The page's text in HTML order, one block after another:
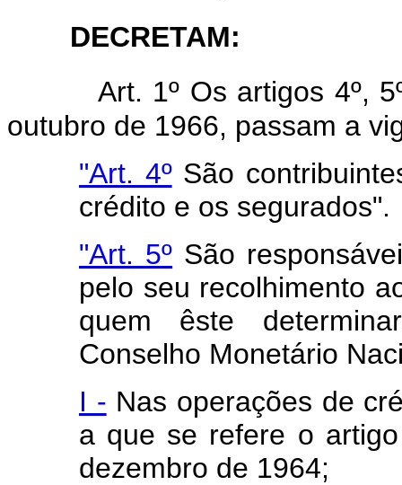
DECRETAM:
Art. 1º Os artigos 4º,
outubro de 1966, passam a
"Art. 4ºSão
crédito e os segurados".
"Art. 5º São
pelo seu recolhimento
quem êste
Conselho Monetário
I - Nas operações de
a que se refere o
dezembro de 1964;